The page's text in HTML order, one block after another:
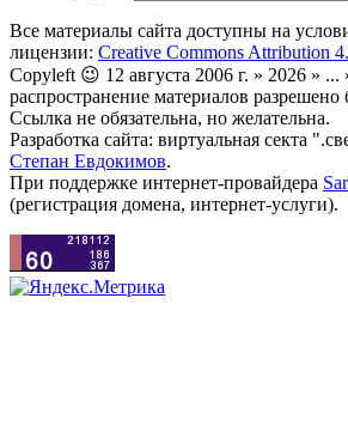
Все материалы сайта доступны на
лицензии: Creative Commons Attribution
Copyleft 😉 12 августа 2006 г. » 2026 »
распространение материалов разрешено
Ссылка не обязательна, но желательна.
Разработка сайта: виртуальная секта
Степан Евдокимов.
При поддержке интернет-провайдера
(регистрация домена, интернет-услуги).